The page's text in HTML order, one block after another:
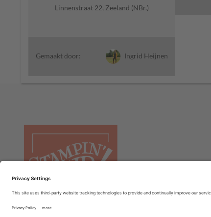
Linnenstraat 22, Zeeland (NBr.)
Gemaakt door: Ingrid Heijnen